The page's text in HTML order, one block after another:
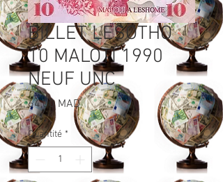
BILLET LESOTHO
10 MALOTI 1990
NEUF UNC
64,00 MADPrix
Quantité *